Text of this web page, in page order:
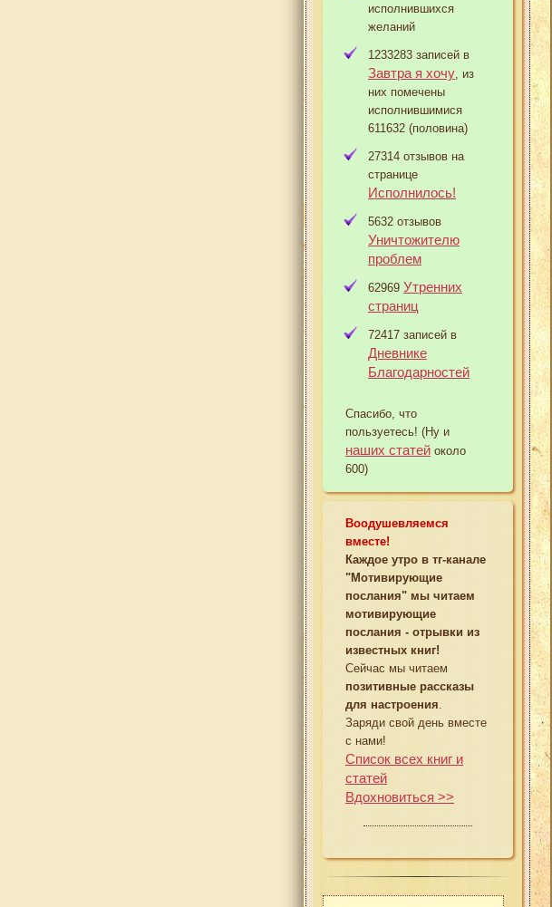
исполнившихся
желаний
1233283 записей в
Завтра я хочу , из
них помечены
исполнившимися
611632 (половина)
27314 отзывов на
странице
Исполнилось!
5632 отзывов
Уничтожителю
проблем
62969 Утренних
страниц
72417 записей в
Дневнике
Благодарностей
Спасибо, что
пользуетесь! (Ну и
наших статей около
600)
Воодушевляемся
вместе!
Каждое утро в тг-канале
"Мотивирующие
послания" мы читаем
мотивирующие
послания - отрывки из
известных книг!
Сейчас мы читаем
позитивные рассказы
для настроения
Заряди свой день вместе
с нами!
Список всех книг и
статей
Вдохновиться >>